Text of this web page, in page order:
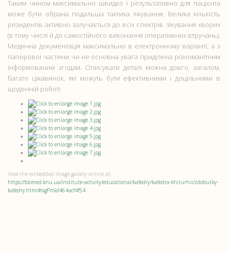
Таким чином максимально швидко і результативно для пацієнта
може бути обрана подальша тактика лікування. Велика кількість
резидентів активно залучається до всіх спектрів лікування хворих
(в тому числі й до самостійного виконання оперативних втручань).
Медична документація максимально в електронному варіанті, а з
паперової частини чи не основна увага приділена різноманітним
інформованим згодам. Описувати деталі можна довго, загалом,
багато цікавинок, які можуть бути ефективними і доцільними в
щоденній роботі.
View the embedded image gallery online at:
https://biomed.knu.ua/institute-activity/educational/kafedry/kafedra-khirurhii/zdobutky-
kafedry.html#sigProId464acf4f54